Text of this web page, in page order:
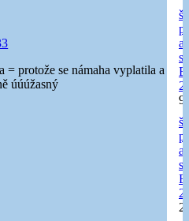
= protože se námaha vyplatila a
úúúžasný
a
a